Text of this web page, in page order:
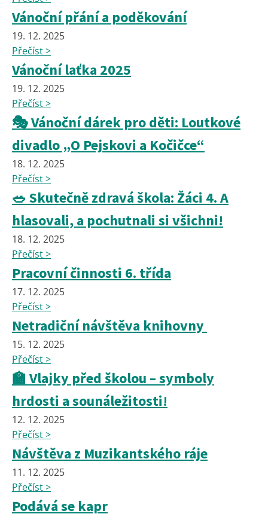
Vánoční přání a poděkování
19. 12. 2025
Přečíst >
Vánoční laťka 2025
19. 12. 2025
Přečíst >
🎭 Vánoční dárek pro děti: Loutkové
divadlo „O Pejskovi a Kočičce“
18. 12. 2025
Přečíst >
🥗 Skutečně zdravá škola: Žáci 4. A
hlasovali, a pochutnali si všichni!
18. 12. 2025
Přečíst >
Pracovní činnosti 6. třída
17. 12. 2025
Přečíst >
Netradiční návštěva knihovny
15. 12. 2025
Přečíst >
🏫 Vlajky před školou – symboly
hrdosti a sounáležitosti!
12. 12. 2025
Přečíst >
Návštěva z Muzikantského ráje
11. 12. 2025
Přečíst >
Podává se kapr